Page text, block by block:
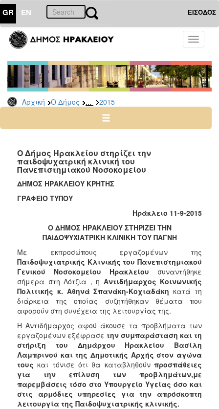
GR EN ΕΙΣΟΔΟΣ
Toggle
Αρχική Ο Δήμος ... 2015
ΔΗΜΟΣ
Δελτία
Τύπου
Αρχείο
2026
2024
2022
2017
2016
2015
2013
2012
2011
2010
2006
ΤΟΠΟΣ
Ο Δήμος Ηρακλείου στηρίζει την
παιδοψυχατρική κλινική του
Πανεπιστημιακού Νοσοκομείου
ΔΗΜΟΣ ΗΡΑΚΛΕΙΟΥ ΚΡΗΤΗΣ
ΓΡΑΦΕΙΟ ΤΥΠΟΥ
Ηράκλειο 11-9-2015
Ο ΔΗΜΟΣ ΗΡΑΚΛΕΙΟΥ ΣΤΗΡΙΖΕΙ ΤΗΝ
ΠΑΙΔΟΨΥΧΙΑΤΡΙΚΗ ΚΛΙΝΙΚΗ ΤΟΥ ΠΑΓΝΗ
Με εκπροσώπους εργαζομένων της
Παιδοψυχιατρικής Κλινικής του Πανεπιστημιακού
Γενικού Νοσοκομείου Ηρακλείου συναντήθηκε
σήμερα στη Λότζια , η Αντιδήμαρχος Κοινωνικής
Πολιτικής κ. Αθηνά Σπανάκη-Κοχιαδάκηκατά τη
διάρκεια της οποίας συζητήθηκαν θέματα που
αφορούν στη συνέχεια της λειτουργίας της.
Η Αντιδήμαρχος αφού άκουσε τα προβλήματα των
εργαζομένων εξέφρασε την συμπαράσταση και τη
στήριξη του Δημάρχου Ηρακλείου Βασίλη
Λαμπρινού και της Δημοτικής Αρχής στον αγώνα
τους και τόνισε ότι θα καταβληθούν προσπάθειες
για την επίλυση των προβλημάτων,με
παρεμβάσεις τόσο στο Υπουργείο Υγείας όσο και
στις αρμόδιες υπηρεσίες για την απρόσκοπτη
λειτουργία της Παιδοψυχιατρικής κλινικής.